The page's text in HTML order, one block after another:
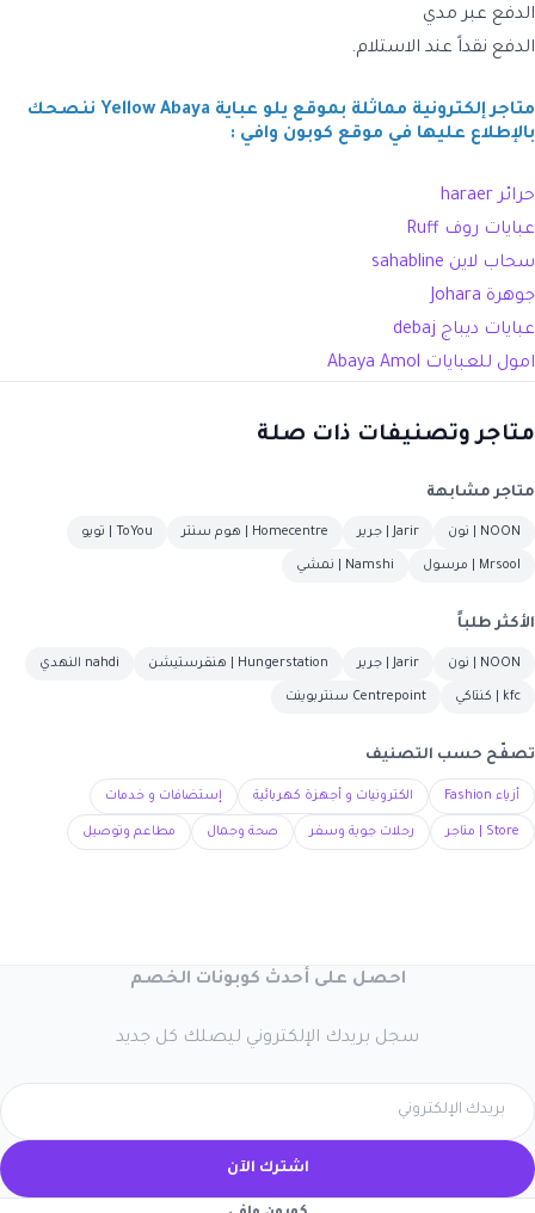
الدفع عبر مدي
الدفع نقداً عند الاستلام.
متاجر إلكترونية مماثلة بموقع يلو عباية Yellow Abaya ننصحك
بالإطلاع عليها في موقع كوبون وافي :
حرائر haraer
عبايات روف Ruff
سحاب لاين sahabline
جوهرة Johara
عبايات ديباج debaj
امول للعبايات Abaya Amol
متاجر وتصنيفات ذات صلة
متاجر مشابهة
NOON | نون Jarir | جرير Homecentre | هوم سنتر ToYou | تويو
Mrsool | مرسول Namshi | نمشي
الأكثر طلباً
NOON | نون Jarir | جرير Hungerstation | هنقرستيشن nahdi النهدي
kfc | كنتاكي Centrepoint سنتربوينت
تصفّح حسب التصنيف
أزياء Fashion الكترونيات و أجهزة كهربائية إستضافات و خدمات
Store | متاجر رحلات جوية وسفر صحة وجمال مطاعم وتوصيل
احصل على أحدث كوبونات الخصم
سجل بريدك الإلكتروني ليصلك كل جديد
اشترك الآن